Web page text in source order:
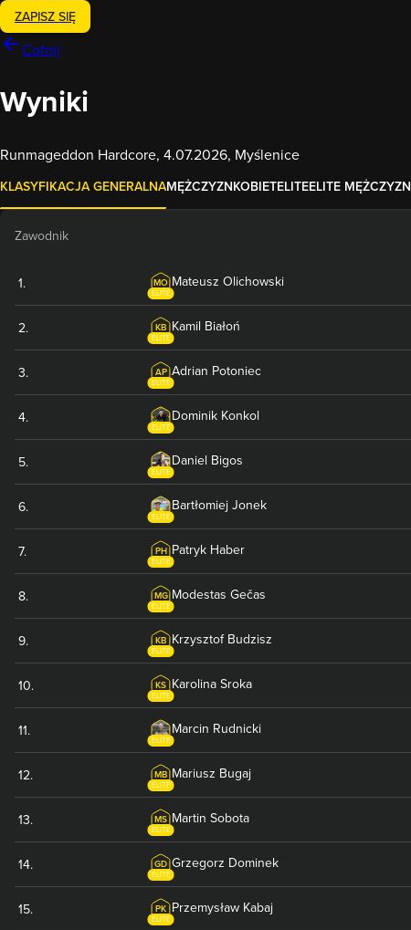
ZAPISZ SIĘ
Cofnij
Wyniki
Runmageddon Hardcore, 4.07.2026, Myślenice
KLASYFIKACJA GENERALNAMĘŻCZYZNKOBIETELITEELITE MĘŻCZYZN
Zawodnik
1. MO
ELITE
Mateusz Olichowski
2. KB
ELITE
Kamil Białoń
3. AP
ELITE
Adrian Potoniec
4.
ELITE
Dominik Konkol
5.
ELITE
Daniel Bigos
6.
ELITE
Bartłomiej Jonek
7. PH
ELITE
Patryk Haber
8. MG
ELITE
Modestas Gečas
9. KB
ELITE
Krzysztof Budzisz
10. KS
ELITE
Karolina Sroka
11.
ELITE
Marcin Rudnicki
12. MB
ELITE
Mariusz Bugaj
13. MS
ELITE
Martin Sobota
14. GD
ELITE
Grzegorz Dominek
15. PK
ELITE
Przemysław Kabaj